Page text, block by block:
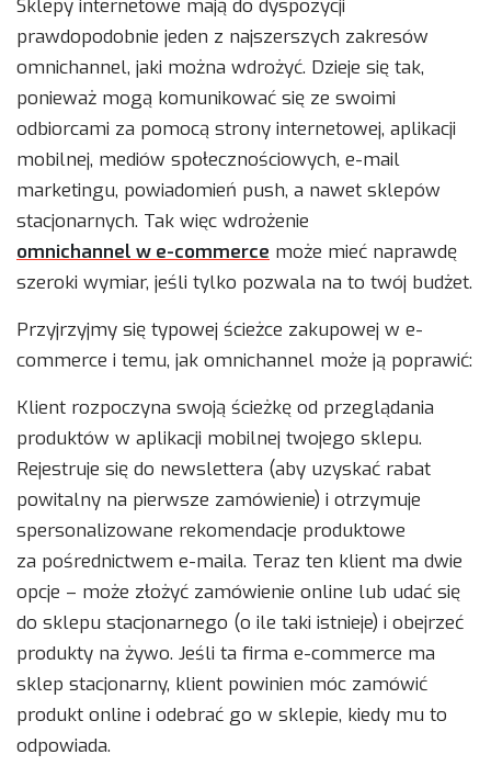
Sklepy internetowe mają do dyspozycji
prawdopodobnie jeden z najszerszych zakresów
omnichannel, jaki można wdrożyć. Dzieje się tak,
ponieważ mogą komunikować się ze swoimi
odbiorcami za pomocą strony internetowej, aplikacji
mobilnej, mediów społecznościowych, e-mail
marketingu, powiadomień push, a nawet sklepów
stacjonarnych. Tak więc wdrożenie
omnichannel w e-commerce może mieć naprawdę
szeroki wymiar, jeśli tylko pozwala na to twój budżet.
Przyjrzyjmy się typowej ścieżce zakupowej w e-
commerce i temu, jak omnichannel może ją poprawić:
Klient rozpoczyna swoją ścieżkę od przeglądania
produktów w aplikacji mobilnej twojego sklepu.
Rejestruje się do newslettera (aby uzyskać rabat
powitalny na pierwsze zamówienie) i otrzymuje
spersonalizowane rekomendacje produktowe
za pośrednictwem e-maila. Teraz ten klient ma dwie
opcje – może złożyć zamówienie online lub udać się
do sklepu stacjonarnego (o ile taki istnieje) i obejrzeć
produkty na żywo. Jeśli ta firma e-commerce ma
sklep stacjonarny, klient powinien móc zamówić
produkt online i odebrać go w sklepie, kiedy mu to
odpowiada.